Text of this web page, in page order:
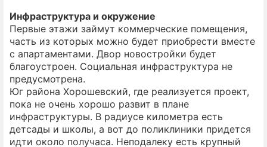
Инфраструктура и окружение
Первые этажи займут коммерческие помещения,
часть из которых можно будет приобрести вместе
с апартаментами. Двор новостройки будет
благоустроен. Социальная инфраструктура не
предусмотрена.
Юг района Хорошевский, где реализуется проект,
пока не очень хорошо развит в плане
инфраструктуры. В радиусе километра есть
детсады и школы, а вот до поликлиники придется
идти около получаса. Неподалеку есть крупный